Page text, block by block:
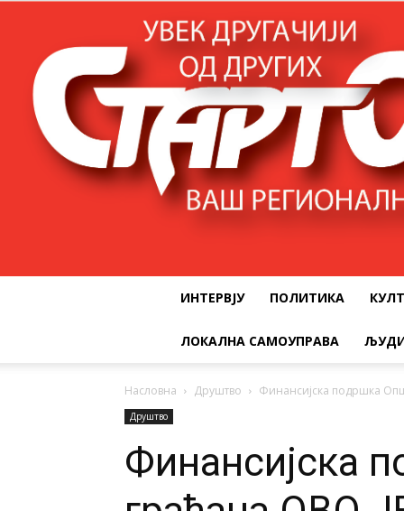
ИНТЕРВЈУ ПОЛИТИКА
ЛОКАЛНА САМОУПРАВА
Насловна Друштво Финансијска подршка
Друштво
Финансијска